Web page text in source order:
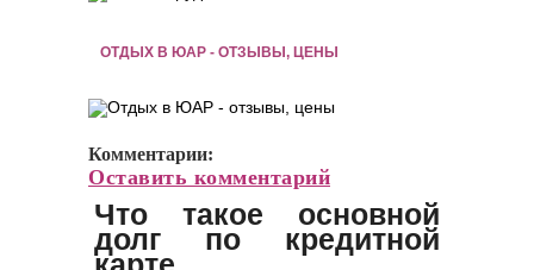
ОТДЫХ В ЮАР - ОТЗЫВЫ, ЦЕНЫ
Комментарии:
Оставить комментарий
Что такое основной
долг по кредитной